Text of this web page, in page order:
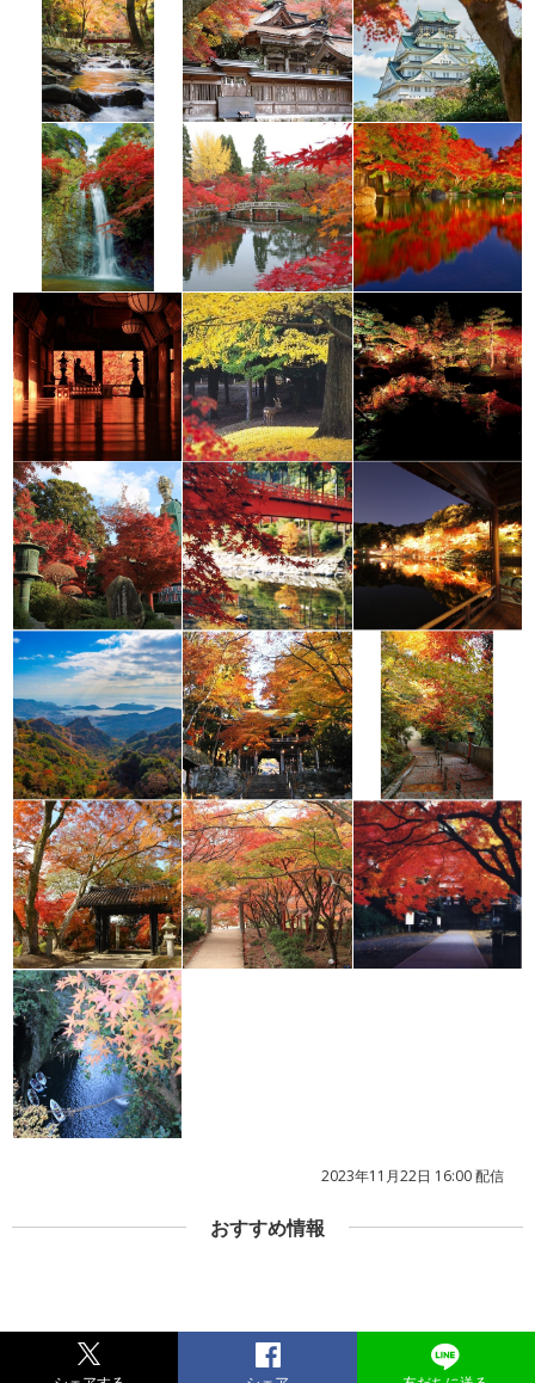
2023年11月22日 16:00 配信
おすすめ情報